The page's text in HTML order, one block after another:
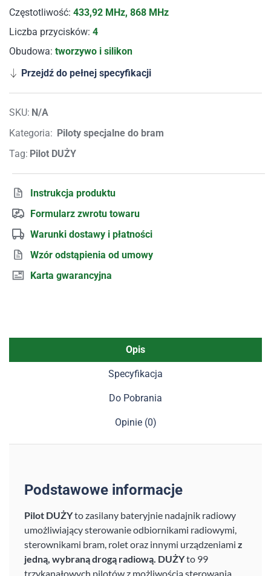
Częstotliwość: 433,92 MHz, 868 MHz
Liczba przycisków: 4
Obudowa: tworzywo i silikon
Przejdź do pełnej specyfikacji
SKU: N/A
Kategoria: Piloty specjalne do bram
Tag: Pilot DUŻY
Instrukcja produktu
Formularz zwrotu towaru
Warunki dostawy i płatności
Wzór odstąpienia od umowy
Karta gwarancyjna
Opis
Specyfikacja
Do Pobrania
Opinie (0)
Podstawowe informacje
Pilot DUŻYto zasilany bateryjnie nadajnik radiowy
umożliwiający sterowanie odbiornikami radiowymi,
sterownikami bram, rolet oraz innymi urządzeniami z
jedną, wybraną drogą radiową. DUŻYto 99
trzykanałowych pilotów z możliwością sterowania